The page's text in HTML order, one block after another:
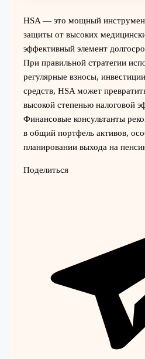
HSA — это мощный
защиты от высоких
эффективный элемент
При правильной стратегии
регулярные взносы,
средств, HSA может
высокой степенью налоговой
Финансовые консультанты
в общий портфель активов,
планировании выхода на
Поделиться